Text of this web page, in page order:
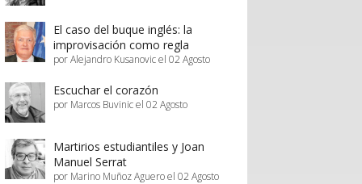
El caso del buque inglés: la
improvisación como regla
por Alejandro Kusanovic el 02 Agosto
Escuchar el corazón
por Marcos Buvinic el 02 Agosto
Martirios estudiantiles y Joan
Manuel Serrat
por Marino Muñoz Aguero el 02 Agosto